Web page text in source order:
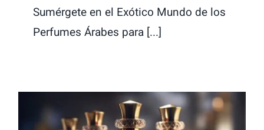
Sumérgete en el Exótico Mundo de los
Perfumes Árabes para [...]